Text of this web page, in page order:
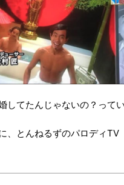
てたんじゃないの？ってい
、とんねるずのパロディ